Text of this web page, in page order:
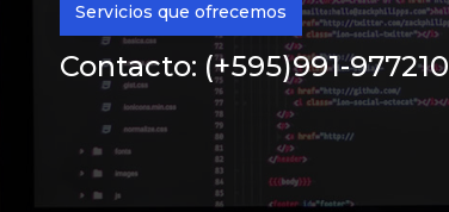
Servicios que ofrecemos
Contacto: (+595)991-977210